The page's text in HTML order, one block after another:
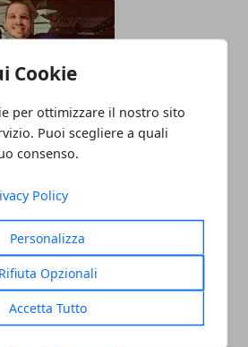
Cookie
per ottimizzare il nostro sito
Puoi scegliere a quali
consenso.
Policy
Personalizza
Rifiuta Opzionali
Accetta Tutto
da zero
I consigli e la
Pescante